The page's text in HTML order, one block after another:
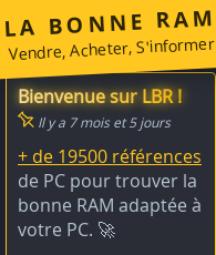
LA BONNE RAM
Vendre, Acheter, S'informer
Bienvenue sur LBR !
Il y a 7 mois et 5 jours
+ de 19500 références
de PC pour trouver la
bonne RAM adaptée à
votre PC. 🚀